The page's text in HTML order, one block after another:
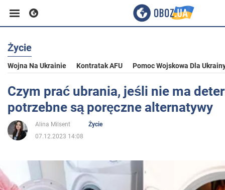
Biznes
Sport
Rozrywka
Polityka
Życie
Wojna Na Ukrainie Kontratak AFU Pomoc Wojskowa Dla
Czym prać ubrania, jeśli nie ma
potrzebne są poręczne alternatywy
Alina Milsent
Życie
07.12.2023 14:08